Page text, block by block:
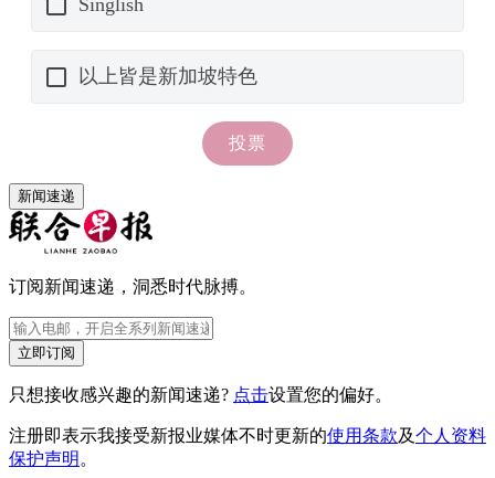
新闻速递
订阅新闻速递，洞悉时代脉搏。
立即订阅
只想接收感兴趣的新闻速递? 点击设置您的偏好。
注册即表示我接受新报业媒体不时更新的使用条款及个人资料
保护声明 。